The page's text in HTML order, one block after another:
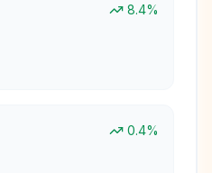
8.4%
0.4%